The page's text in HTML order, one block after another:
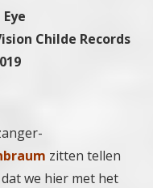
Childe Records
zitten tellen
we hier met het